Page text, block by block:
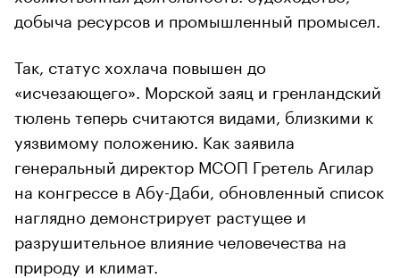
добыча ресурсов и промышленный промысел.
Так, статус хохлача повышен до
«исчезающего». Морской заяц и гренландский
тюлень теперь считаются видами, близкими к
уязвимому положению. Как заявила
генеральный директор МСОП Гретель Агилар
на конгрессе в Абу-Даби, обновленный список
наглядно демонстрирует растущее и
разрушительное влияние человечества на
природу и климат.